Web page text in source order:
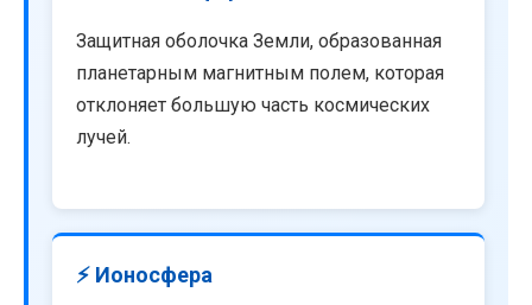
Защитная оболочка Земли, образованная
планетарным магнитным полем, которая
отклоняет большую часть космических
лучей.
⚡ Ионосфера